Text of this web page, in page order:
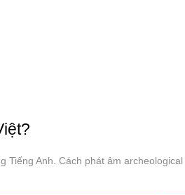
Tiếng Anh. Cách phát âm archeological